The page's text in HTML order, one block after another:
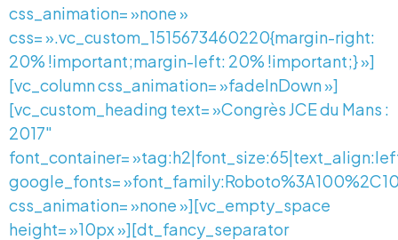
css_animation= »none »
css= ».vc_custom_1515673460220{margin-right:
20% !important;margin-left: 20% !important;} »]
[vc_column css_animation= »fadeInDown »]
[vc_custom_heading text= »Congrès JCE du Mans :
2017″
font_container=
google_fonts=
css_animation= »none »][vc_empty_space
height= »10px »][dt_fancy_separator